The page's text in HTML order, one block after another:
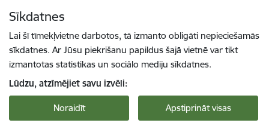
Sīkdatnes
Lai šī tīmekļvietne darbotos, tā izmanto obligāti nepieciešamās
sīkdatnes. Ar Jūsu piekrišanu papildus šajā vietnē var tikt
izmantotas statistikas un sociālo mediju sīkdatnes.
Lūdzu, atzīmējiet savu izvēli:
Noraidīt Apstiprināt visas